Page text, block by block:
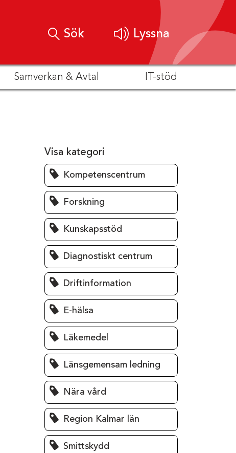
Sök Lyssna
Samverkan & Avtal IT-stöd
Visa kategori
Kompetenscentrum
Forskning
Kunskapsstöd
Diagnostiskt centrum
Driftinformation
E-hälsa
Läkemedel
Länsgemensam ledning
Nära vård
Region Kalmar län
Smittskydd